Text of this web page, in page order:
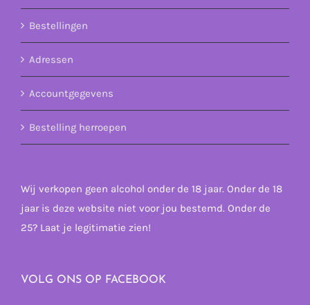
Bestellingen
Adressen
Accountgegevens
Bestelling herroepen
Wij verkopen geen alcohol onder de 18 jaar. Onder de 18
jaar is deze website niet voor jou bestemd. Onder de
25? Laat je legitimatie zien!
VOLG ONS OP FACEBOOK